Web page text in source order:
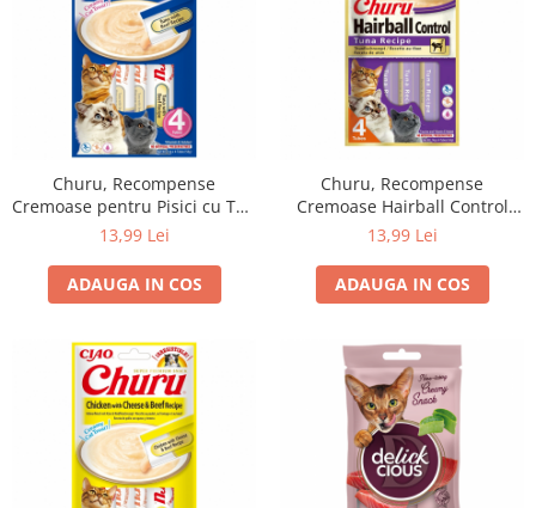
Churu, Recompense
Cremoase pentru Pisici cu Ton
si Vita, 4x14g
13,99 Lei
ADAUGA IN COS
Churu, Recompense
Cremoase Hairball Control
pentru pisici, cu Ton, 4x14g
13,99 Lei
ADAUGA IN COS